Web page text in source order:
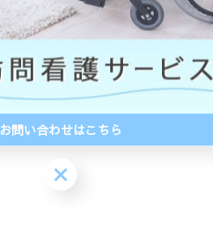
お問い合わせはこちら
お問い合わせはこちら